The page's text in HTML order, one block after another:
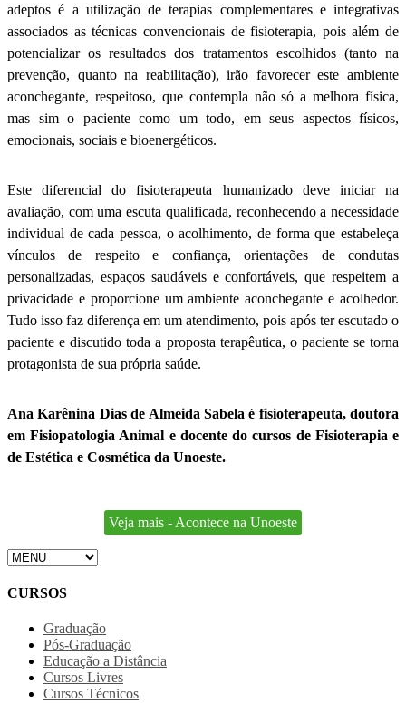
adeptos é a utilização de terapias complementares e integrativas
associados as técnicas convencionais de fisioterapia, pois além de
potencializar os resultados dos tratamentos escolhidos (tanto na
prevenção, quanto na reabilitação), irão favorecer este ambiente
aconchegante, respeitoso, que contempla não só a melhora física,
mas sim o paciente como um todo, em seus aspectos físicos,
emocionais, sociais e bioenergéticos.
Este diferencial do fisioterapeuta humanizado deve iniciar na
avaliação, com uma escuta qualificada, reconhecendo a necessidade
individual de cada pessoa, o acolhimento, de forma que estabeleça
vínculos de respeito e confiança, orientações de condutas
personalizadas, espaços saudáveis e confortáveis, que respeitem a
privacidade e proporcione um ambiente aconchegante e acolhedor.
Tudo isso faz diferença em um atendimento, pois após ter escutado o
paciente e discutido toda a proposta terapêutica, o paciente se torna
protagonista de sua própria saúde.
Ana Karênina Dias de Almeida Sabela é fisioterapeuta, doutora
em Fisiopatologia Animal e docente do cursos de Fisioterapia e
de Estética e Cosmética da Unoeste.
Veja mais - Acontece na Unoeste
CURSOS
Graduação
Pós-Graduação
Educação a Distância
Cursos Livres
Cursos Técnicos